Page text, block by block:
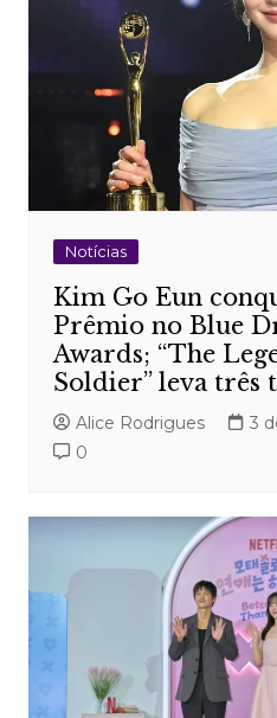
Notícias
Kim Go Eun
Prêmio no Blue
Awards; “The
Soldier” leva três
Alice Rodrigues
3
0